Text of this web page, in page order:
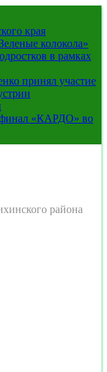
края
колокола»
в рамках
принял участие
финал «КАРДО» во
района